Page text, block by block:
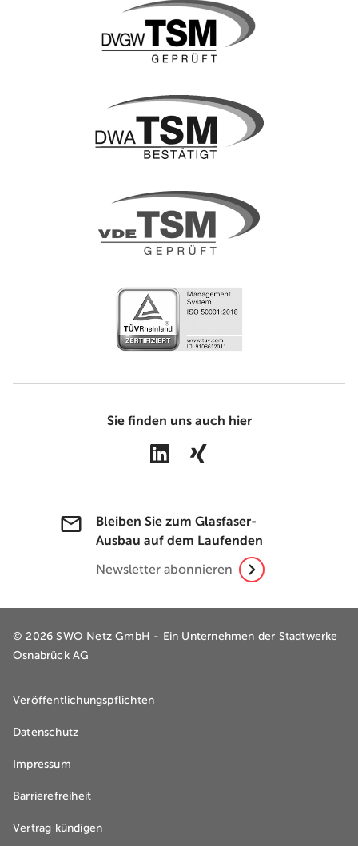
Sie finden uns auch hier
Bleiben Sie zum Glasfaser-
Ausbau auf dem Laufenden
Newsletter abonnieren
© 2026 SWO Netz GmbH - Ein Unternehmen der Stadtwerke
Osnabrück AG
Veröffentlichungspflichten
Datenschutz
Impressum
Barrierefreiheit
Vertrag kündigen